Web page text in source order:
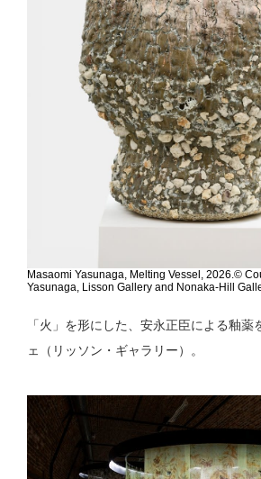
Masaomi Yasunaga, Melting Vessel, 2026.©
Yasunaga, Lisson Gallery and Nonaka-Hill
「火」を形にした、安永正臣による釉薬
ェ（リッソン・ギャラリー）。